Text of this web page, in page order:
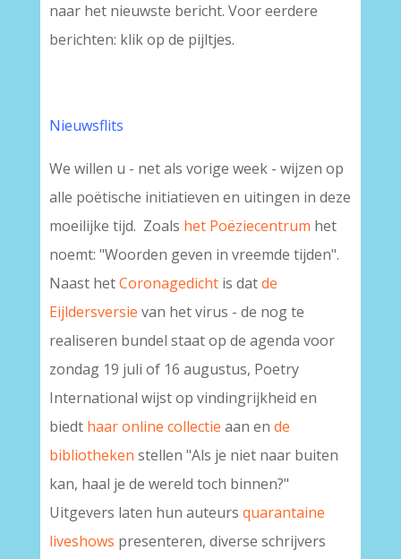
naar het nieuwste bericht. Voor eerdere
berichten: klik op de pijltjes.
Nieuwsflits
We willen u - net als vorige week - wijzen op
alle poëtische initiatieven en uitingen in deze
moeilijke tijd. Zoals het Poëziecentrum het
noemt: "Woorden geven in vreemde tijden".
Naast hetCoronagedichtis datde
Eijldersversie van het virus - de nog te
realiseren bundel staat op de agenda voor
zondag 19 juli of 16 augustus, Poetry
International wijst op vindingrijkheid en
biedt haar online collectie aan en de
bibliotheken stellen "Als je niet naar buiten
kan, haal je de wereld toch binnen?"
Uitgevers laten hun auteurs quarantaine
liveshows presenteren, diverse schrijvers